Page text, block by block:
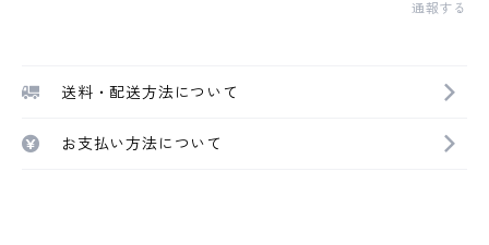
通報する
送料・配送方法について
お支払い方法について